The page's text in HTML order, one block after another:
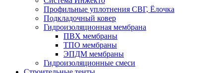
Профильные уплотнения СВГ, Ёлочка
Подкладочный ковер
Гидроизоляционная мембрана
ПВХ мембраны
ТПО мембраны
ЭПДМ мембраны
Гидроизоляционные смеси